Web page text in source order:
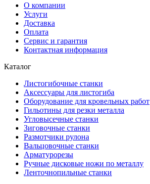
О компании
Услуги
Доставка
Оплата
Сервис и гарантия
Контактная информация
Каталог
Листогибочные станки
Аксессуары для листогиба
Оборудование для кровельных работ
Гильотины для резки металла
Угловысечные станки
Зиговочные станки
Размотчики рулона
Вальцовочные станки
Арматурорезы
Ручные дисковые ножи по металлу
Ленточнопильные станки